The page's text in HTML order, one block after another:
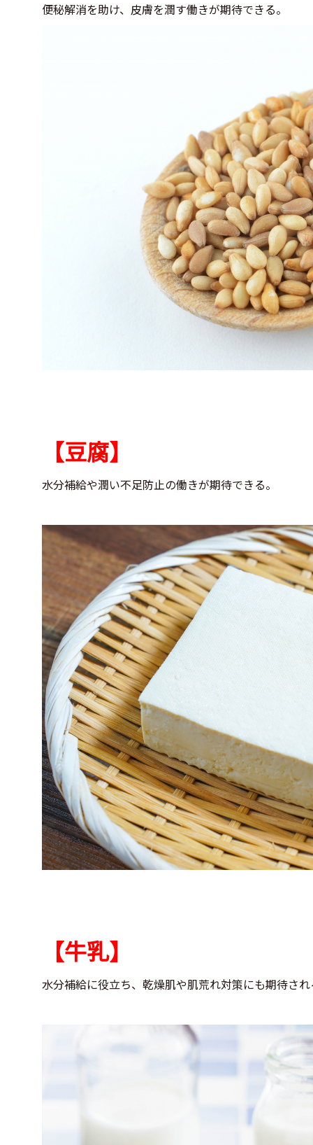
便秘解消を助け、皮膚を潤す働きが期待できる。
【豆腐】
水分補給や潤い不足防止の働きが期待できる。
【牛乳】
水分補給に役立ち、乾燥肌や肌荒れ対策にも期待さ